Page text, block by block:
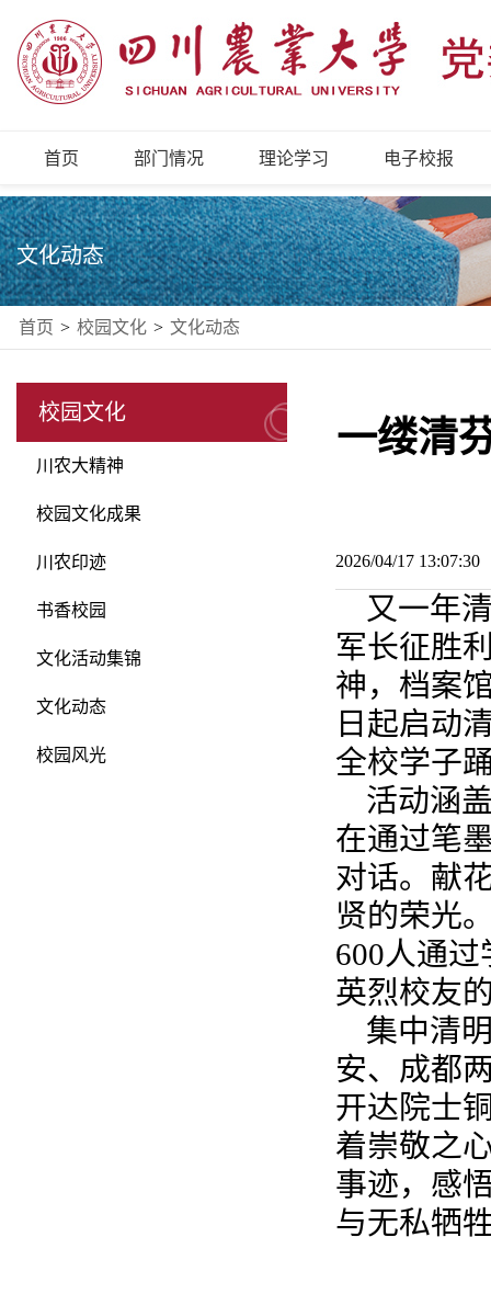
首页 部门情况 理论学习 电子校报
文化动态
首页 > 校园文化 > 文化动态
校园文化
川农大精神
校园文化成果
川农印迹
书香校园
文化活动集锦
文化动态
校园风光
一缕清
2026/04/17
又一年
军长征胜
神，档案
日起启动
全校学子
活动涵
在通过笔
对话。献
贤的荣光
600人通
英烈校友
集中清
安、成都
开达院士
着崇敬之
事迹，感
与无私牺